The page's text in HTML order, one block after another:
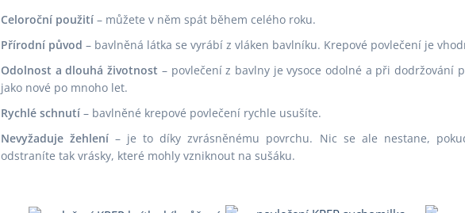
Celoroční použití – můžete v něm spát během celého roku.
Přírodní původ – bavlněná látka se vyrábí z vláken bavlníku. Krepové povlečení je
Odolnost a dlouhá životnost – povlečení z bavlny je vysoce odolné a při dodržování
jako nové po mnoho let.
Rychlé schnutí – bavlněné krepové povlečení rychle usušíte.
Nevyžaduje žehlení – je to díky zvrásněnému povrchu. Nic se ale nestane,
odstraníte tak vrásky, které mohly vzniknout na sušáku.